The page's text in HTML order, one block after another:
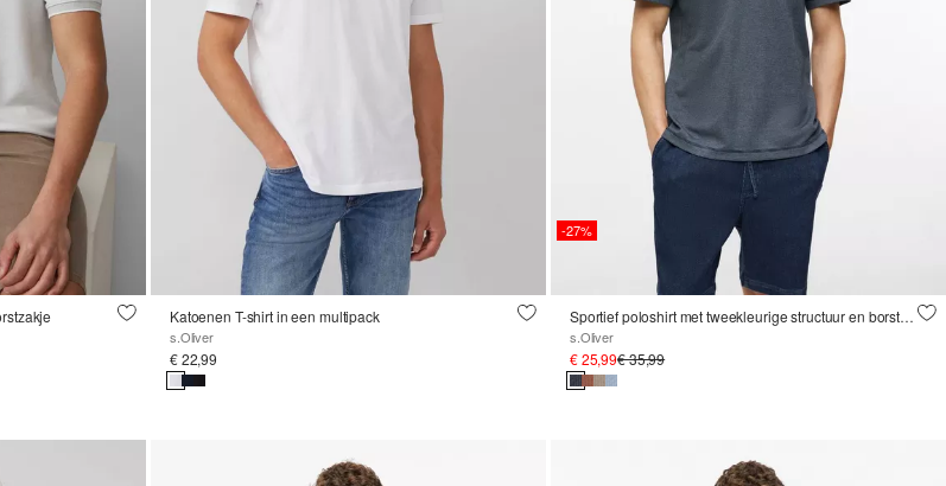
Katoenen T-shirt in een multipack
s.Oliver
€ 22,99
-27%
Sportief poloshirt met tweekleurige structuur en borstzakje
s.Oliver
€ 25,99€ 35,99